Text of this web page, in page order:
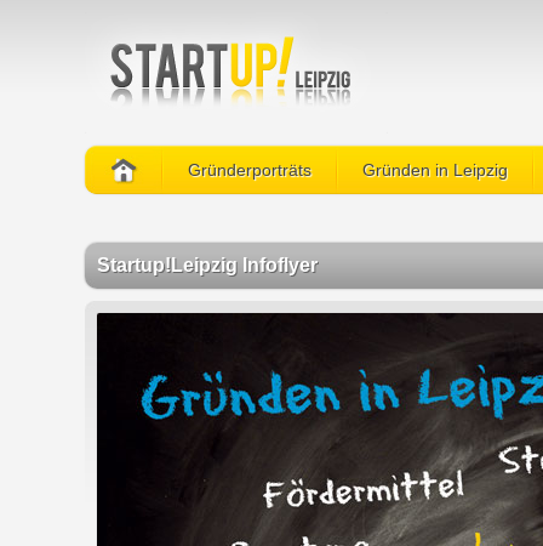
Gründerporträts Gründen in Leipzig
Startup!Leipzig Infoflyer